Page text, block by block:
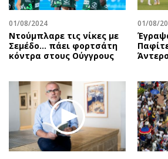
01/08/2024
Ντούμπλαρε τις νίκες με
Σεμέδο… πάει φορτσάτη
κόντρα στους Ούγγρους
01/08/